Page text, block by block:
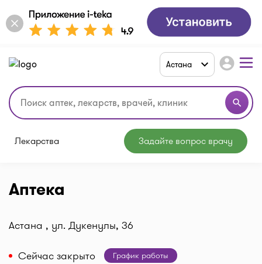
search
Астана account_circle
Лекарства Задайте вопрос врачу
Аптека
Астана , ул. Дукенулы, 36
Сейчас закрыто
График работы